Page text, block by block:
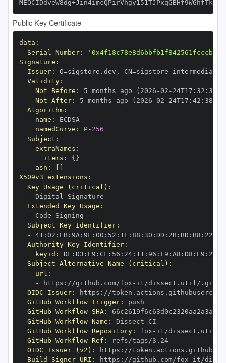
Public Key Certificate
data :
Serial Number:
Signature :
Issuer: O=sigstore.dev , CN=sigstore -
Validity:
Not Before : 5 months ago (2026 -02 - 24T17 : 32 :
Not After: 5 months ago (2026 -02 - 24T17 : 42 : 38+00
Algorithm:
name :
namedCurve : P- 256
Subject :
extraNames :
items : { }
asn :
X509v3 extensions :
Key Usage (critical) :
-
Extended Key Usage :
-
Subject Key Identifier:
-
41 : 02 : EB: 9A : 9F : 00 : 52 : 1E : 88 : 30 : DD : 2B: BD : B8 : 22
Authority Key Identifier:
keyid : DF : D3 : E9 : CF : 56 : 24: 11 : 96 : F9 : A8 : D8 : E9 : 28
Subject Alternative Name (critical) :
url :
-
https : //github.com/fox - it/dissect.util/
OIDC Issuer: https :
GitHub Workflow Trigger:
GitHub Workflow SHA:
GitHub Workflow Name :
GitHub Workflow Repository: fox -
GitHub Workflow Ref :
refs/tags/3.24
OIDC Issuer (v2) : https :
Build Signer URI : https : //github.com/fox - it/